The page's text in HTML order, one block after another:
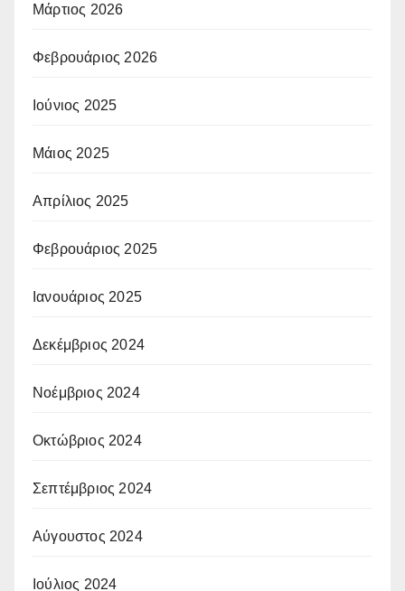
Μάρτιος 2026
Φεβρουάριος 2026
Ιούνιος 2025
Μάιος 2025
Απρίλιος 2025
Φεβρουάριος 2025
Ιανουάριος 2025
Δεκέμβριος 2024
Νοέμβριος 2024
Οκτώβριος 2024
Σεπτέμβριος 2024
Αύγουστος 2024
Ιούλιος 2024